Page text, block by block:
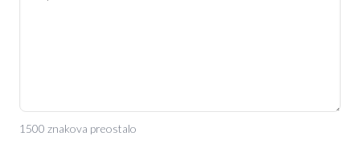
1500 znakova preostalo